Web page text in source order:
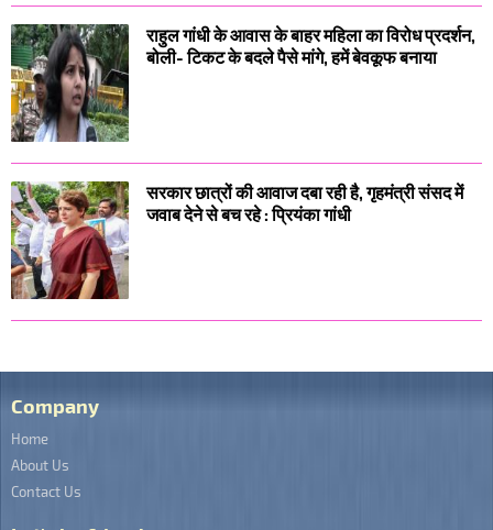
राहुल गांधी के आवास के बाहर महिला का विरोध प्रदर्शन,
बोली- टिकट के बदले पैसे मांगे, हमें बेवकूफ बनाया
सरकार छात्रों की आवाज दबा रही है, गृहमंत्री संसद में
जवाब देने से बच रहे : प्रियंका गांधी
Company
Home
About Us
Contact Us